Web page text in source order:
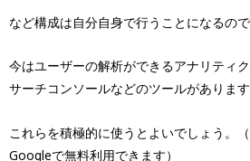
など構成は自分自身で行うことになるので
今はユーザーの解析ができるアナリティ
サーチコンソールなどのツールがあります
これらを積極的に使うとよいでしょう。
Googleで無料利用できます）